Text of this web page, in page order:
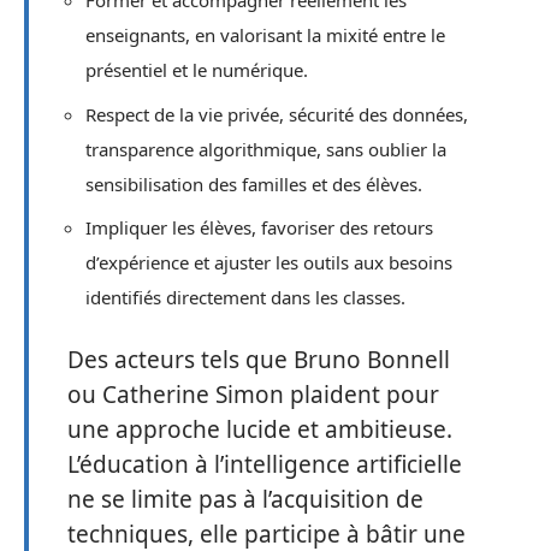
enseignants, en valorisant la mixité entre le
présentiel et le numérique.
Respect de la vie privée, sécurité des données,
transparence algorithmique, sans oublier la
sensibilisation des familles et des élèves.
Impliquer les élèves, favoriser des retours
d’expérience et ajuster les outils aux besoins
identifiés directement dans les classes.
Des acteurs tels que Bruno Bonnell
ou Catherine Simon plaident pour
une approche lucide et ambitieuse.
L’éducation à l’intelligence artificielle
ne se limite pas à l’acquisition de
techniques, elle participe à bâtir une